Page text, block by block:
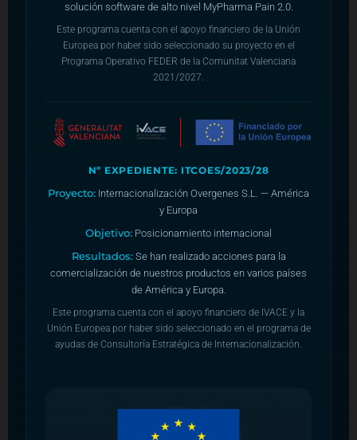
solución software de alto nivel MyPharma Pain 2.0.
Este programa cuenta con el apoyo financiero de la Unión
Europea por haber sido seleccionado su proyecto en el
Programa Operativo FEDER de la Comunitat Valenciana
2021/2027.
Nº EXPEDIENTE: ITCOES/2023/28
Proyecto: Internacionalización Overgenes S.L. — América
y Europa
Objetivo: Posicionamiento internacional
Resultados:Se han realizado acciones para la
comercialización de nuestros productos en varios países
de América y Europa.
Este programa cuenta con el apoyo financiero de IVACE y la
Unión Europea por haber sido seleccionado en el programa de
ayudas de Consultoría Estratégica de Internacionalización.